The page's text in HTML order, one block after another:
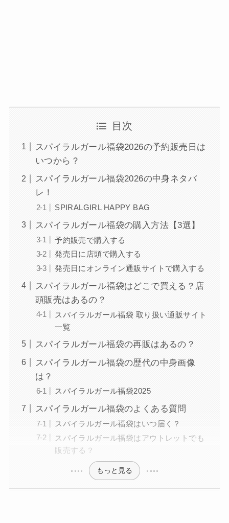
目次
スパイラルガール福袋2026の予約販売日は
いつから？
スパイラルガール福袋2026の中身ネタバ
レ！
SPIRALGIRL HAPPY BAG
スパイラルガール福袋の購入方法【3選】
予約販売で購入する
発売日に店頭で購入する
発売日にオンライン通販サイトで購入する
スパイラルガール福袋はどこで買える？店
頭販売はあるの？
スパイラルガール福袋 取り扱い通販サイト
一覧
スパイラルガール福袋の再販はあるの？
スパイラルガール福袋の歴代の中身画像
は？
スパイラルガール福袋2025
スパイラルガール福袋のよくある質問
スパイラルガール福袋はいつ届く？
スパイラルガール福袋はアウトレットでも
販売する？
もっと見る